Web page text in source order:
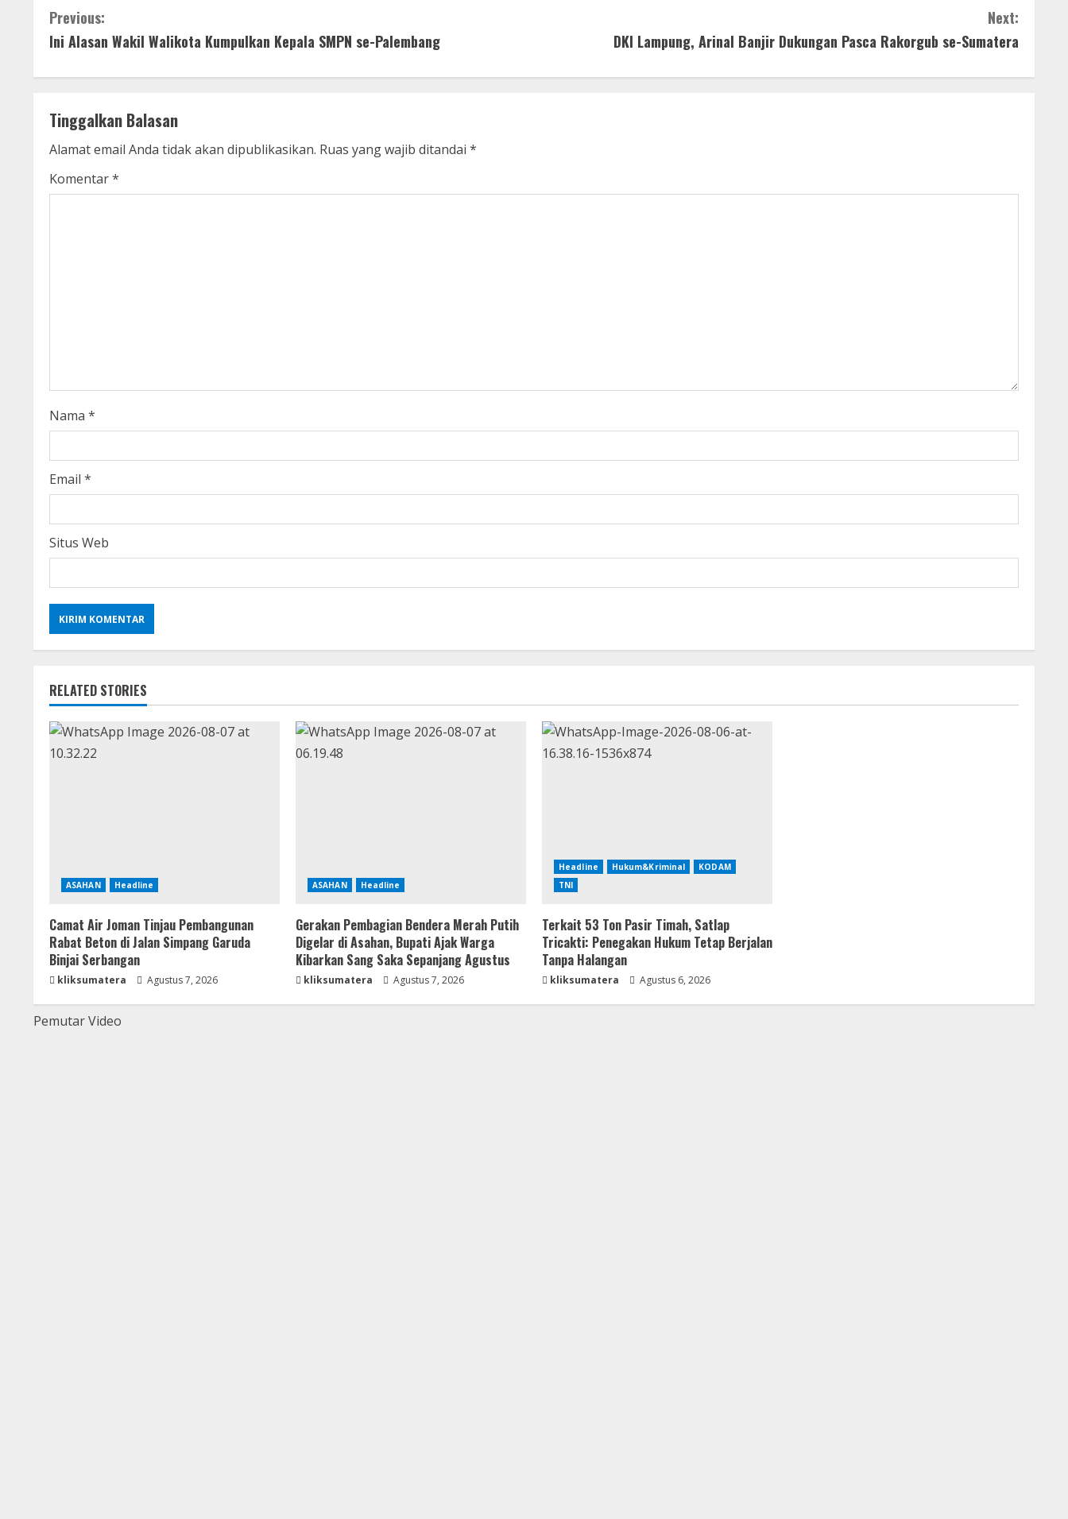
C
o
n
t
i
n
d
i
n
g
Previous:
Ini Alasan Wakil Walikota Kumpulkan Kepala SMPN se-Palembang
Next:
DKI Lampung, Arinal Banjir Dukungan Pasca Rakorgub se-Sumatera
Tinggalkan Balasan
Alamat email Anda tidak akan dipublikasikan. Ruas yang wajib ditandai *
Komentar*
Nama *
Email *
Situs Web
RELATED STORIES
ASAHAN Headline
Camat Air Joman Tinjau Pembangunan
Rabat Beton di Jalan Simpang Garuda
Binjai Serbangan
kliksumatera Agustus 7, 2026
ASAHAN Headline
Gerakan Pembagian Bendera Merah Putih
Digelar di Asahan, Bupati Ajak Warga
Kibarkan Sang Saka Sepanjang Agustus
kliksumatera Agustus 7, 2026
Headline Hukum&Kriminal
KODAM
TNI
Terkait 53 Ton Pasir Timah, Satlap
Tricakti: Penegakan Hukum Tetap Berjalan
Tanpa Halangan
kliksumatera Agustus 6, 2026
Pemutar Video